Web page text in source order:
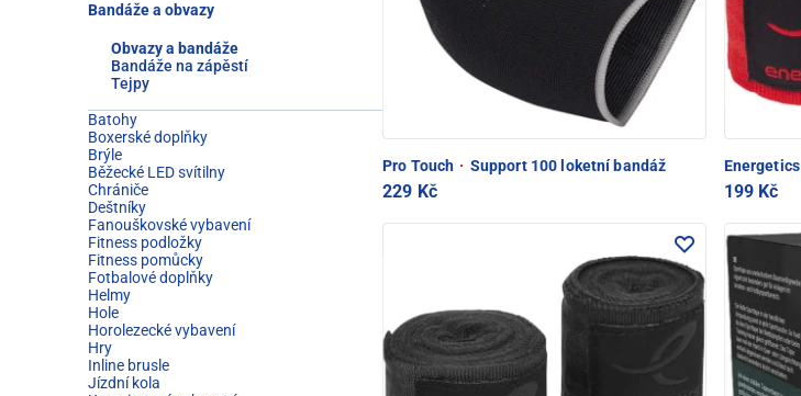
Bandáže a obvazy
Obvazy a bandáže
Bandáže na zápěstí
Tejpy
Batohy
Boxerské doplňky
Brýle
Běžecké LED svítilny
Chrániče
Deštníky
Fanouškovské vybavení
Fitness podložky
Fitness pomůcky
Fotbalové doplňky
Helmy
Hole
Horolezecké vybavení
Hry
Inline brusle
Jízdní kola
Pro Touch · Support 100 loketní bandáž
229 Kč
Energetics
199 Kč